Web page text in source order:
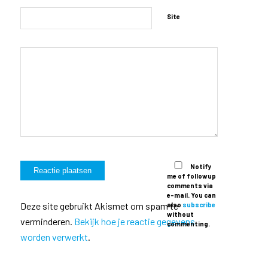
Site
Notify
me of followup
comments via
e-mail. You can
also subscribe
without
commenting.
Deze site gebruikt Akismet om spam te
verminderen. Bekijk hoe je reactie gegevens
worden verwerkt